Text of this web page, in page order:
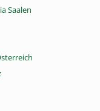
Saalen